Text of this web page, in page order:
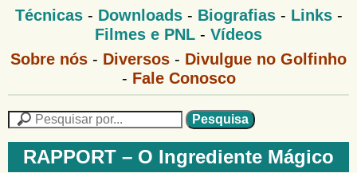
f
i
n
h
uM
e
P
Técnicas- Downloads- Biografias- Links-
Filmes e PNL - Vídeos
G
n
Sobre nós - Diversos - Divulgue no Golfinho
- Fale Conosco
F
e
RAPPORT – O Ingrediente Mágico